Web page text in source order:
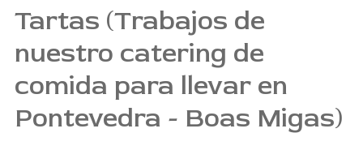
Tartas (Trabajos de
nuestro catering de
comida para llevar en
Pontevedra - Boas Migas)